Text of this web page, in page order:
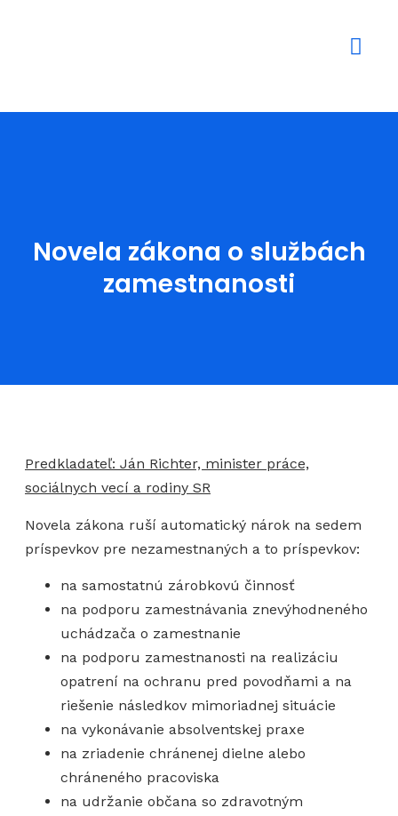
Novela zákona o službách
zamestnanosti
Predkladateľ: Ján Richter, minister práce,
sociálnych vecí a rodiny SR
Novela zákona ruší automatický nárok na sedem
príspevkov pre nezamestnaných a to príspevkov:
na samostatnú zárobkovú činnosť
na podporu zamestnávania znevýhodneného
uchádzača o zamestnanie
na podporu zamestnanosti na realizáciu
opatrení na ochranu pred povodňami a na
riešenie následkov mimoriadnej situácie
na vykonávanie absolventskej praxe
na zriadenie chránenej dielne alebo
chráneného pracoviska
na udržanie občana so zdravotným